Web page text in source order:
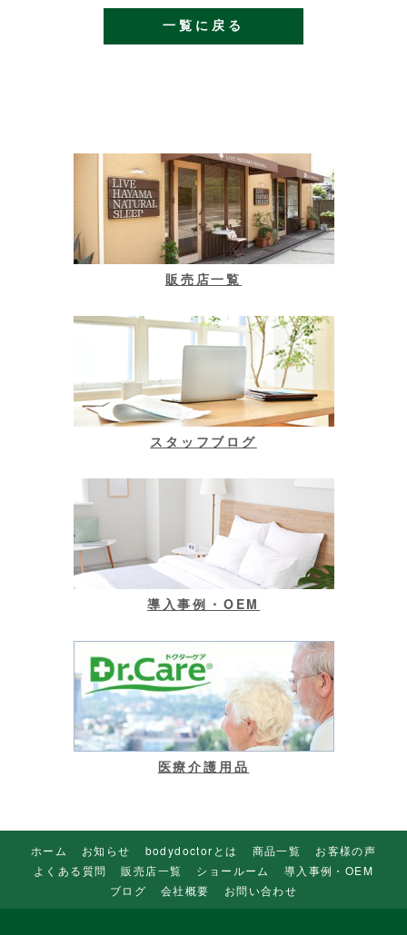
一覧に戻る
販売店一覧
スタッフブログ
導入事例・OEM
医療介護用品
ホーム お知らせ bodydoctorとは 商品一覧
お客様の声
よくある質問
販売店一覧 ショールーム
導入事例・OEM
ブログ
会社概要 お問い合わせ